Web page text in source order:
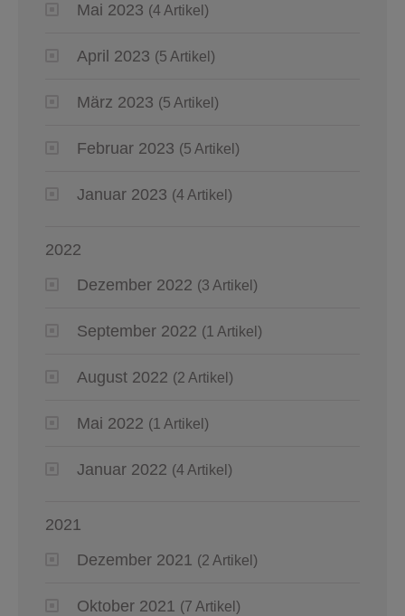
Mai 2023 (4 Artikel)
April 2023 (5 Artikel)
März 2023 (5 Artikel)
Februar 2023 (5 Artikel)
Januar 2023 (4 Artikel)
2022
Dezember 2022 (3 Artikel)
September 2022 (1 Artikel)
August 2022 (2 Artikel)
Mai 2022 (1 Artikel)
Januar 2022 (4 Artikel)
2021
Dezember 2021 (2 Artikel)
Oktober 2021 (7 Artikel)